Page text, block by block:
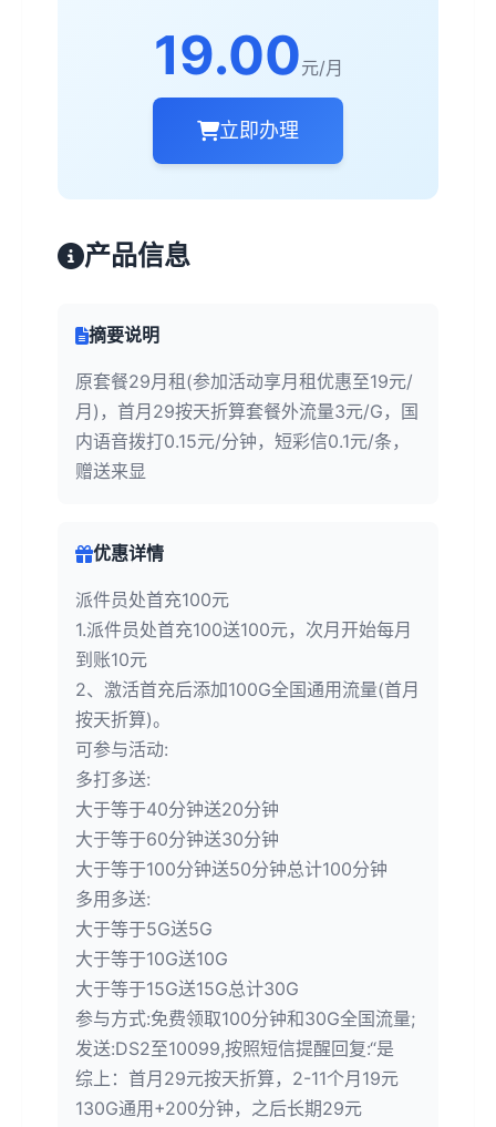
19.00元/月
立即办理
产品信息
摘要说明
原套餐29月租(参加活动享月租优惠至19元/
月)，首月29按天折算套餐外流量3元/G，国
内语音拨打0.15元/分钟，短彩信0.1元/条，
赠送来显
优惠详情
派件员处首充100元
1.派件员处首充100送100元，次月开始每月
到账10元
2、激活首充后添加100G全国通用流量(首月
按天折算)。
可参与活动:
多打多送:
大于等于40分钟送20分钟
大于等于60分钟送30分钟
大于等于100分钟送50分钟总计100分钟
多用多送:
大于等于5G送5G
大于等于10G送10G
大于等于15G送15G总计30G
参与方式:免费领取100分钟和30G全国流量;
发送:DS2至10099,按照短信提醒回复:“是
综上：首月29元按天折算，2-11个月19元
130G通用+200分钟，之后长期29元